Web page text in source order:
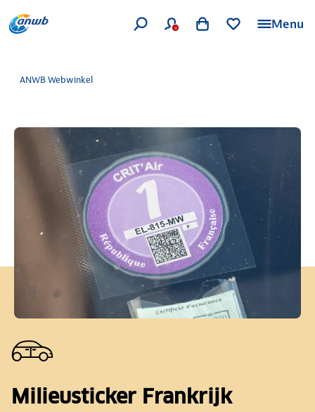
Menu
ANWB Webwinkel
Milieusticker Frankrijk